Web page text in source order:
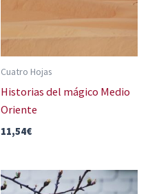
Cuatro Hojas
Historias del mágico Medio
Oriente
11,54€